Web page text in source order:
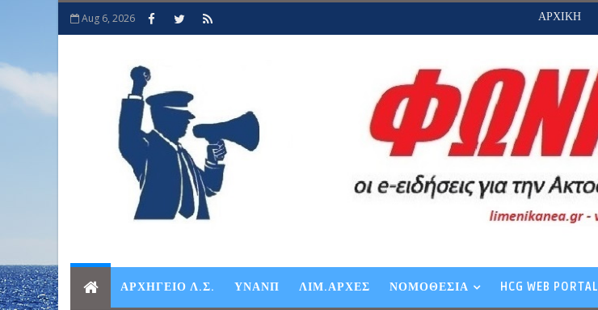
Aug 6, 2026 ΑΡΧΙΚΗ
ΑΡΧΗΓΕΙΟ Λ.Σ. ΥΝΑΝΠ ΛΙΜ.ΑΡΧΕΣ ΝΟΜΟΘΕΣΙΑ HCG WEB PORTAL